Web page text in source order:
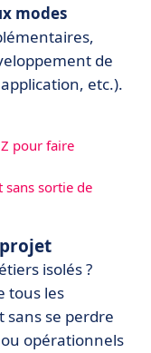
modes
de
etc.).
pour faire
sortie de
isolés ?
tous les
se perdre
opérationnels